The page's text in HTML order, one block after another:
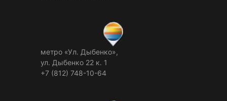
метро «Ул. Дыбенко»,
ул. Дыбенко 22 к. 1
+7 (812) 748-10-64